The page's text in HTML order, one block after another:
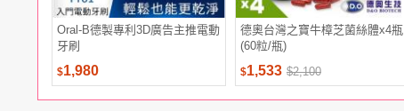
Oral-B德製專利3D廣告主推電動
牙刷
$1,980
德奧台灣之寶牛樟芝菌絲體x4瓶
(60粒/瓶)
$1,533 $2,100